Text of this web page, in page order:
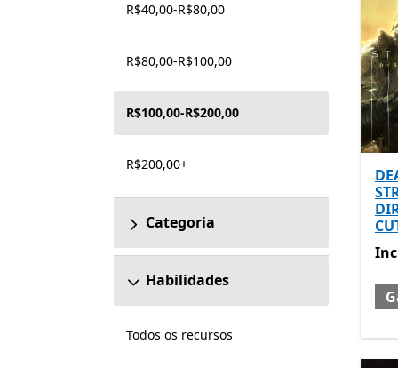
R$40,00-R$80,00
R$80,00-R$100,00
R$100,00-R$200,00
R$200,00+
Categoria
Habilidades
Todos os recursos